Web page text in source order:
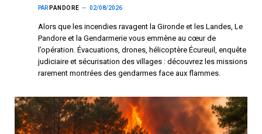
PAR PANDORE 02/08/2026
Alors que les incendies ravagent la Gironde et les Landes, Le
Pandore et la Gendarmerie vous emmène au cœur de
l’opération. Évacuations, drones, hélicoptère Écureuil, enquête
judiciaire et sécurisation des villages : découvrez les missions
rarement montrées des gendarmes face aux flammes.